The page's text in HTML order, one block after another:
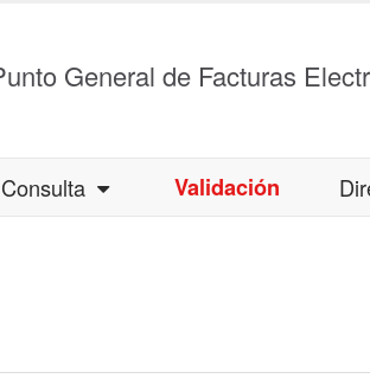
General de Facturas
Consulta Validación